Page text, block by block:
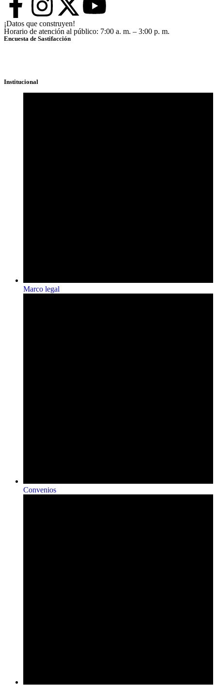
¡Datos que construyen!
Horario de atención al público: 7:00 a. m. – 3:00 p. m.
Encuesta de Sastifacción
Institucional
Marco legal
Convenios